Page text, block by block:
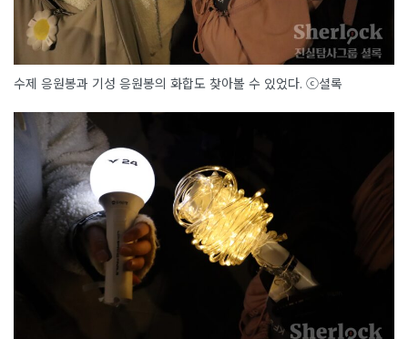
수제 응원봉과 기성 응원봉의 화합도 찾아볼 수 있었다. ⓒ셜록